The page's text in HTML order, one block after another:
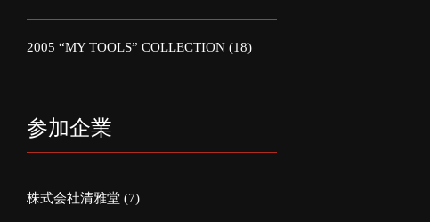
2005 “MY TOOLS” COLLECTION (18)
参加企業
株式会社清雅堂 (7)